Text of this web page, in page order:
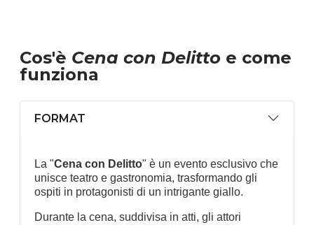
Cos'è Cena con Delitto e come
funziona
FORMAT
La "Cena con Delitto" è un evento esclusivo che
unisce teatro e gastronomia, trasformando gli
ospiti in protagonisti di un intrigante giallo.
Durante la cena, suddivisa in atti, gli attori